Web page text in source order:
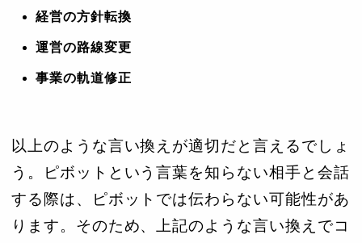
経営の方針転換
運営の路線変更
事業の軌道修正
以上のような言い換えが適切だと言えるでしょ
う。ピボットという言葉を知らない相手と会話
する際は、ピボットでは伝わらない可能性があ
ります。そのため、上記のような言い換えでコ